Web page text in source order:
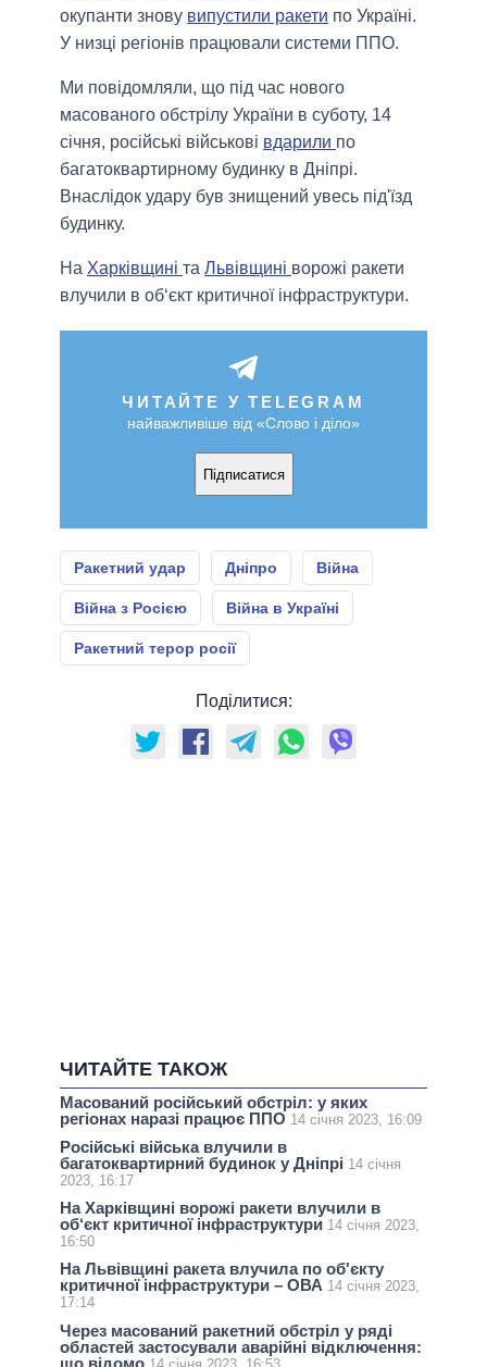
окупанти знову випустили ракети по Україні.
У низці регіонів працювали системи ППО.
Ми повідомляли, що під час нового
масованого обстрілу України в суботу, 14
січня, російські військові вдарили по
багатоквартирному будинку в Дніпрі.
Внаслідок удару був знищений увесь під'їзд
будинку.
На Харківщині та Львівщині ворожі ракети
влучили в об‘єкт критичної інфраструктури.
ЧИТАЙТЕ У TELEGRAM
найважливіше від «Слово і діло»
Підписатися
Ракетний удар Дніпро Війна
Війна з Росією Війна в Україні
Ракетний терор росії
Поділитися:
ЧИТАЙТЕ ТАКОЖ
Масований російський обстріл: у яких
регіонах наразі працює ППО 14 січня 2023, 16:09
Російські війська влучили в
багатоквартирний будинок у Дніпрі 14 січня
2023, 16:17
На Харківщині ворожі ракети влучили в
об‘єкт критичної інфраструктури 14 січня 2023,
16:50
На Львівщині ракета влучила по об'єкту
критичної інфраструктури – ОВА 14 січня 2023,
17:14
Через масований ракетний обстріл у ряді
областей застосували аварійні відключення:
що відомо